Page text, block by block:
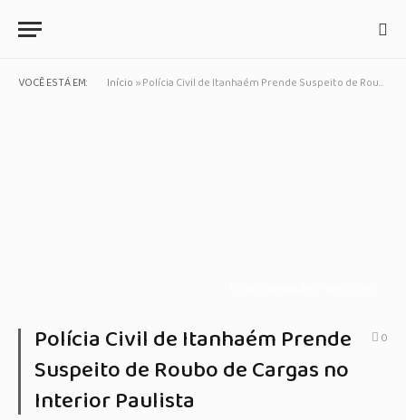
VOCÊ ESTÁ EM: Início »Polícia Civil de Itanhaém Prende Suspeito de Roubo de Cargas no Interior Paulista
Polícia Civil de Itanhaém Prende
Suspeito de Roubo de Cargas no
Interior Paulista
0